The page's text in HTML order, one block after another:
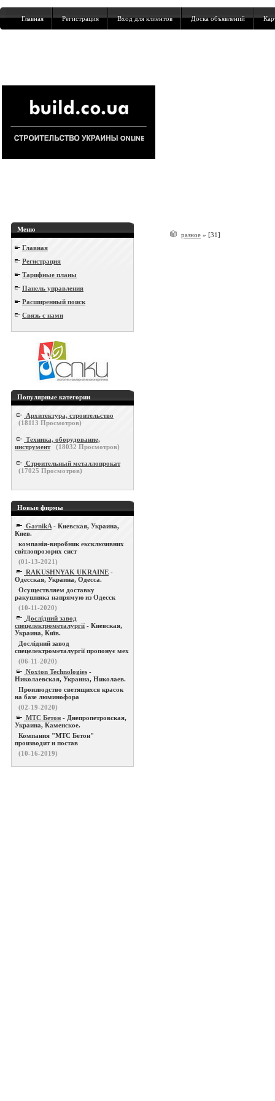
Главная Регистрация Вход для клиентов Доска объявлений
Меню
Главная
Регистрация
Тарифные планы
Панель управления
Расширенный поиск
Связь с нами
Популярные категории
Архитектура, строительство
(18113 Просмотров)
Техника, оборудование,
инструмент
(18032 Просмотров)
Строительный металлопрокат
(17025 Просмотров)
Новые фирмы
GarnikA - Киевская, Украина,
Киев.
компанія-виробник ексклюзивних
світлопрозорих сист
(01-13-2021)
RAKUSHNYAK UKRAINE -
Одесская, Украина, Одесса.
Осуществляем доставку
ракушняка напрямую из Одесск
(10-11-2020)
Дослідний завод
спецелектрометалургії - Киевская,
Украина, Київ.
Дослідний завод
спецелектрометалургії пропонує мех
(06-11-2020)
Noxton Technologies -
Николаевская, Украина, Николаев.
Производство светящихся красок
на базе люминофора
(02-19-2020)
МТС Бетон - Днепропетровская,
Украина, Каменское.
Компания "МТС Бетон"
производит и постав
(10-16-2019)
разное » [31]